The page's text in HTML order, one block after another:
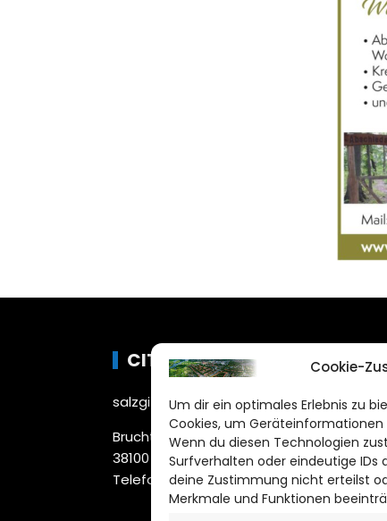
Cookie-
Um dir ein optimales Erlebnis zu
Cookies, um
Wenn du diesen Technologien
Surfverhalten oder eindeutige IDs
deine Zustimmung nicht erteilst
Merkmale und Funktionen
CITYLIFE!
salzgitter@citylifemedien.de
Bruchtorwall 12
38100 Braunschweig
Telefon: 0531 387220 – 65